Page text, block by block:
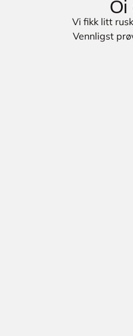
Oi
Vi fikk litt
Vennligst